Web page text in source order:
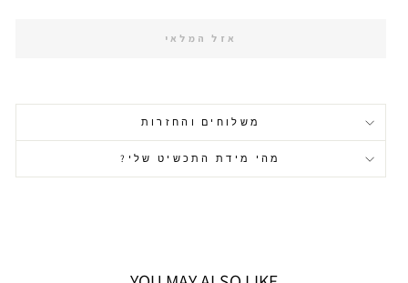
אזל המלאי
משלוחים והחזרות
מהי מידת התכשיט שלי?